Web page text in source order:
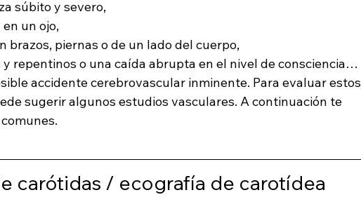
súbito y severo,
un ojo,
brazos, piernas o de un lado del cuerpo,
repentinos o una caída abrupta en el nivel de consciencia…
accidente cerebrovascular inminente. Para evaluar estos
sugerir algunos estudios vasculares. A continuación te
carótidas / ecografía de carotídea